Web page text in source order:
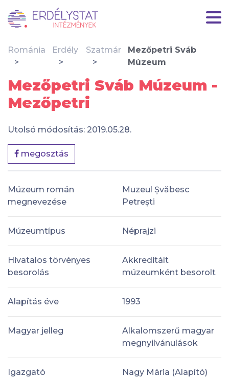
Románia Erdély Szatmár
Mezőpetri Sváb
Múzeum
Mezőpetri Sváb Múzeum -
Mezőpetri
Utolsó módosítás: 2019.05.28.
megosztás
Múzeum román
megnevezése
Muzeul Șvăbesc
Petrești
Múzeumtípus Néprajzi
Hivatalos törvényes
besorolás
Akkreditált
múzeumként besorolt
Alapítás éve 1993
Magyar jelleg
Alkalomszerű magyar
megnyilvánulások
Igazgató Nagy Mária (Alapító)